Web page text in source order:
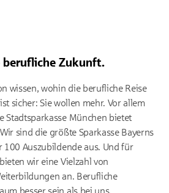
berufliche Zukunft.
wissen, wohin die berufliche Reise
sicher: Sie wollen mehr. Vor allem
Stadtsparkasse München bietet
sind die größte Sparkasse Bayerns
Auszubildende aus. Und für
wir eine Vielzahl von
an. Berufliche
besser sein als bei uns.